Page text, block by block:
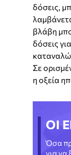
δόσεις,
βλάβη
δόσεις
Σε
η οξεία
ΟΙ
Όσα
για να